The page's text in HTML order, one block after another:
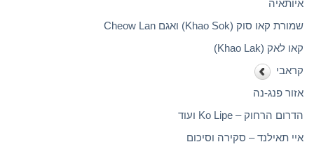
איותאיה
שמורת קאו סוק (Khao Sok) ואגם Cheow Lan
קאו לאק (Khao Lak)
קראבי
אזור פנג-נה
הדרום הרחוק – Ko Lipe ועוד
איי תאילנד – סקירה וסיכום